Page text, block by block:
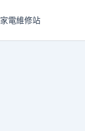
家電維修站